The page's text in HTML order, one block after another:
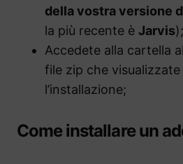
della vostra versione
la più recente è Jarvis);
Accedete alla cartella
file zip che
l’installazione;
Come installare un